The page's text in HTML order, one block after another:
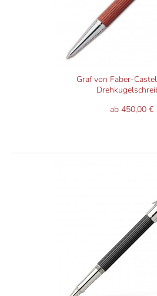
Graf von Faber-
ab 450,00 €